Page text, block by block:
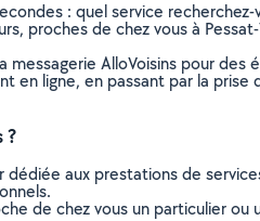
: quel service
proches de chez vous à
messagerie AlloVoisins pour des
en ligne, en passant par la
?
dédiée aux prestations de
de chez vous un particulier